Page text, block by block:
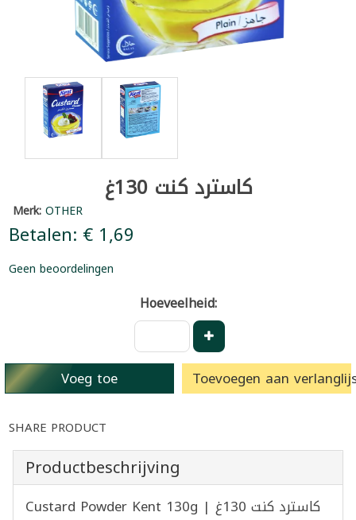
كاسترد كنت 130غ
Merk:OTHER
Betalen: € 1,69
Geen beoordelingen
Hoeveelheid:
Voeg toe Toevoegen aan
SHARE PRODUCT
Productbeschrijving
Custard Powder Kent 130g | كاسترد كنت 130غ